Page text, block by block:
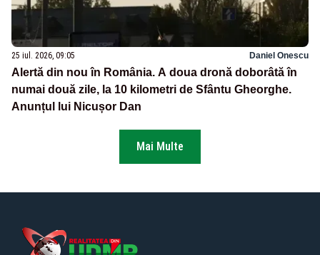
25 iul. 2026, 09:05 Daniel Onescu
Alertă din nou în România. A doua dronă doborâtă în
numai două zile, la 10 kilometri de Sfântu Gheorghe.
Anunțul lui Nicușor Dan
Mai Multe